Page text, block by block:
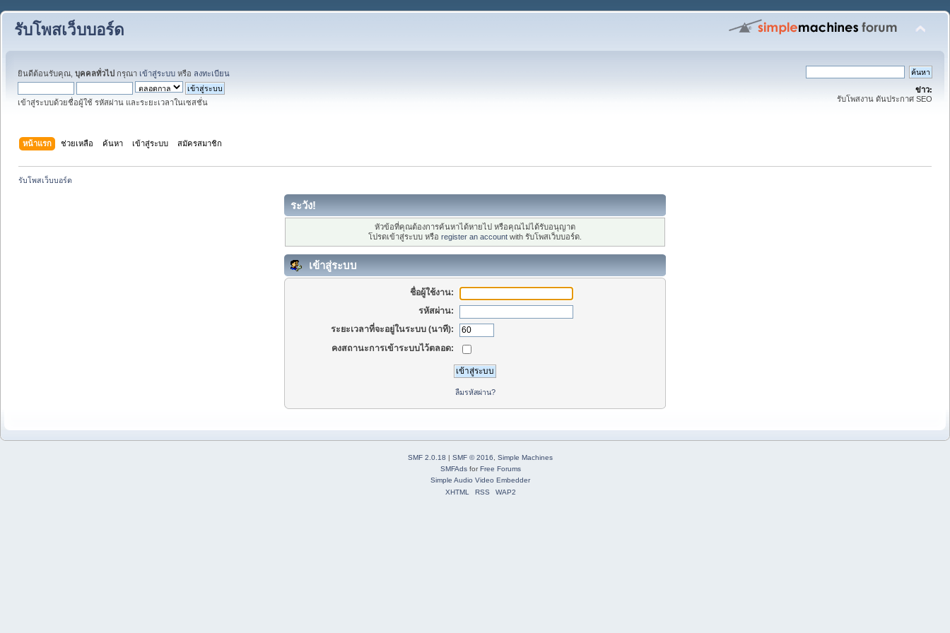
รับโพสเว็บบอร์ด
ยินดีต้อนรับคุณ, บุคคลทั่วไป กรุณา เข้าสู่ระบบ หรือ ลงทะเบียน
เข้าสู่ระบบด้วยชื่อผู้ใช้ รหัสผ่าน และระยะเวลาในเซสชั่น
ข่าว:
รับโพสงาน ดันประกาศ SEO
หน้าแรก ช่วยเหลือ ค้นหา เข้าสู่ระบบ สมัครสมาชิก
รับโพสเว็บบอร์ด
ระวัง!
หัวข้อที่คุณต้องการค้นหาได้หายไป หรือคุณไม่ได้รับอนุญาต
โปรดเข้าสู่ระบบ หรือ register an account with รับโพสเว็บบอร์ด.
เข้าสู่ระบบ
ชื่อผู้ใช้งาน:
รหัสผ่าน:
ระยะเวลาที่จะอยู่ในระบบ (นาที):
คงสถานะการเข้าระบบไว้ตลอด:
ลืมรหัสผ่าน?
SMF 2.0.18 | SMF © 2016
Simple Machines
SMFAdsforFree Forums
Simple Audio Video Embedder
XHTML
RSS WAP2